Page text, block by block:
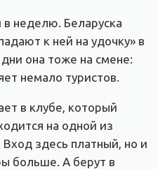
неделю. Беларуска
к ней на удочку» в
она тоже на смене:
немало туристов.
в клубе, который
на одной из
Вход здесь платный, но и
больше. А берут в